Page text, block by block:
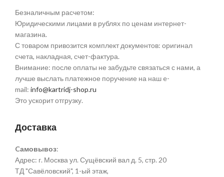
Безналичным расчетом:
Юридическими лицами в рублях по ценам интернет-
магазина.
С товаром привозится комплект документов: оригинал
счета, накладная, счет-фактура.
Внимание: после оплаты не забудьте связаться с нами, а
лучше выслать платежное поручение на наш e-
mail: info@kartridj-shop.ru
Это ускорит отгрузку.
Доставка
Cамовывоз:
Адрес: г. Москва ул. Сущёвский вал д. 5, стр. 20
ТД "Савёловский", 1-ый этаж,